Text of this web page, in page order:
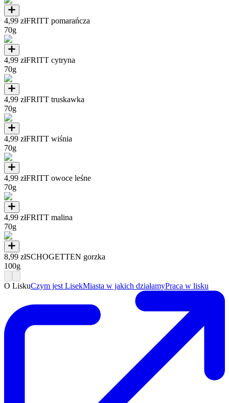
4,99 złFRITT pomarańcza
70g
4,99 złFRITT cytryna
70g
4,99 złFRITT truskawka
70g
4,99 złFRITT wiśnia
70g
4,99 złFRITT owoce leśne
70g
4,99 złFRITT malina
70g
8,99 złSCHOGETTEN gorzka
100g
O LiskuCzym jest LisekMiasta w jakich działamyPraca w lisku